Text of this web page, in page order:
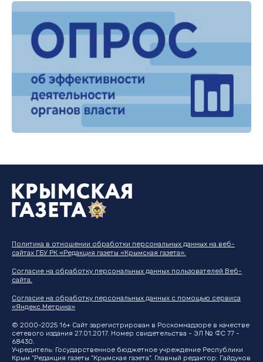
Политика в отношении обработки персональных данных на веб-
сайтах ГБУ РК «Редакция газеты «Крымская газета».
Согласие на обработку персональных данных пользователей Веб-
сайта.
Согласие на обработку персональных данных с помощью сервиса
«Яндекс.Метрика»
© 2000-2025 16+ Сайт зарегистрирован в Роскомнадзоре в качестве
сетевого издания 27.01.2017. Номер свидетельства - ЭЛ № ФС 77 -
68430.
Учредитель: Государственное бюджетное учреждение Республики
Крым "Редакция газеты "Крымская газета". Главный редактор: Гайдуков